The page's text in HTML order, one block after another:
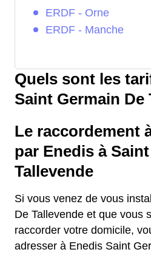
ERDF - Orne
ERDF - Manche
Quels sont les
Saint Germain De
Le raccordement
par Enedis à
Tallevende
Si vous venez de vous
De Tallevende et que vous
raccorder votre domicile,
adresser à Enedis Saint